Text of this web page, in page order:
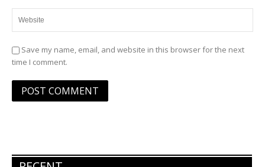
Save my name, email, and website in this browser for the next
time I comment.